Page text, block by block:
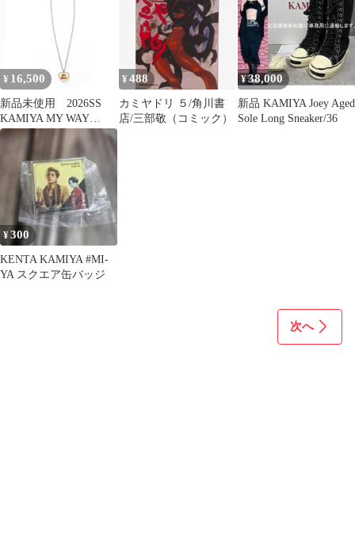
size:S【中目黒B08】
¥ 16,500
新品未使用 2026SS
KAMIYA MY WAY
NECKLACE
G16AC206 カミヤ メ
ゾンミハラヤスヒロ
ネックレス シルバー
¥488
カミヤドリ ５/角川書
店/三部敬（コミック）
¥38,000
新品 KAMIYA Joey Aged
Sole Long Sneaker/36
¥300
KENTA KAMIYA #MI-
YA スクエア缶バッジ
次へ